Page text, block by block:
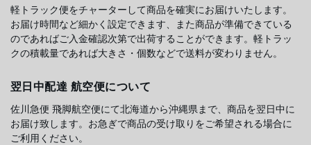
軽トラック便をチャーターして商品を確実にお届けいたします。
お届け時間など細かく設定できます、また商品が準備できている
のであればご入金確認次第で出荷することができます。軽トラッ
クの積載量であれば大きさ・個数などで送料が変わりません。
翌日中配達 航空便について
佐川急便 飛脚航空便にて北海道から沖縄県まで、商品を翌日中に
お届け致します。お急ぎで商品の受け取りをご希望される場合に
ご利用ください。